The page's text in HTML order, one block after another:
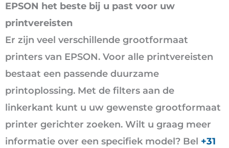
EPSON het beste bij u past voor uw
printvereisten
Er zijn veel verschillende grootformaat
printers van EPSON. Voor alle printvereisten
bestaat een passende duurzame
printoplossing. Met de filters aan de
linkerkant kunt u uw gewenste grootformaat
printer gerichter zoeken. Wilt u graag meer
informatie over een specifiek model? Bel +31